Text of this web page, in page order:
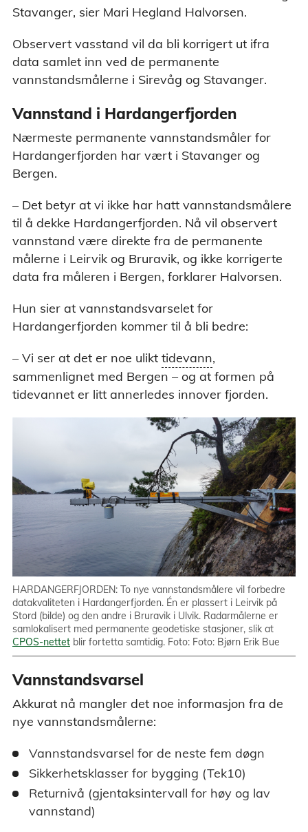
Stavanger, sier Mari Hegland Halvorsen.
Observert vasstand vil da bli korrigert ut ifra
data samlet inn ved de permanente
vannstandsmålerne i Sirevåg og Stavanger.
Vannstand i Hardangerfjorden
Nærmeste permanente vannstandsmåler for
Hardangerfjorden har vært i Stavanger og
Bergen.
– Det betyr at vi ikke har hatt vannstandsmålere
til å dekke Hardangerfjorden. Nå vil observert
vannstand være direkte fra de permanente
målerne i Leirvik og Bruravik, og ikke korrigerte
data fra måleren i Bergen, forklarer Halvorsen.
Hun sier at vannstandsvarselet for
Hardangerfjorden kommer til å bli bedre:
– Vi ser at det er noe ulikt tidevann
skyldes variasjoner i tiltrekkingskreftene fra
månen og sola.
,
sammenlignet med Bergen – og at formen på
tidevannet er litt annerledes innover fjorden.
HARDANGERFJORDEN: To nye vannstandsmålere vil forbedre
datakvaliteten i Hardangerfjorden. Én er plassert i Leirvik på
Stord (bilde) og den andre i Bruravik i Ulvik. Radarmålerne er
samlokalisert med permanente geodetiske stasjoner, slik at
CPOS-nettet blir fortetta samtidig. Foto: Foto: Bjørn Erik Bue
Vannstandsvarsel
Akkurat nå mangler det noe informasjon fra de
nye vannstandsmålerne:
Vannstandsvarsel for de neste fem døgn
Sikkerhetsklasser for bygging (Tek10)
Returnivå (gjentaksintervall for høy og lav
vannstand)